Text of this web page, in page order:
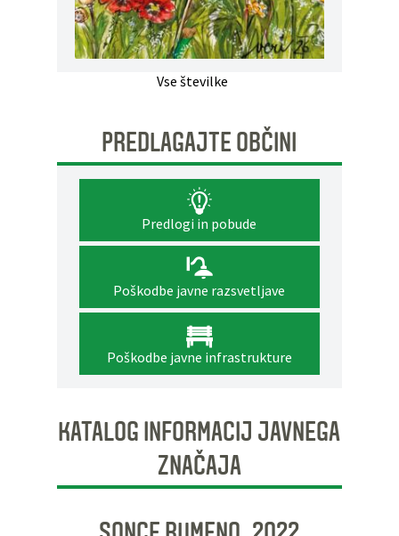
Vse številke
PREDLAGAJTE OBČINI
Predlogi in pobude
Poškodbe javne razsvetljave
Poškodbe javne infrastrukture
KATALOG INFORMACIJ JAVNEGA
ZNAČAJA